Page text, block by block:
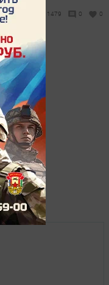
1479 0 0